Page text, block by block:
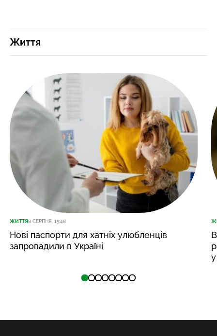
Життя
ЖИТТЯ8 СЕРПНЯ, 15:48
Нові паспорти для хатніх улюбленців
запровадили в Україні